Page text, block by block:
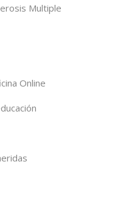
Multiple
Online